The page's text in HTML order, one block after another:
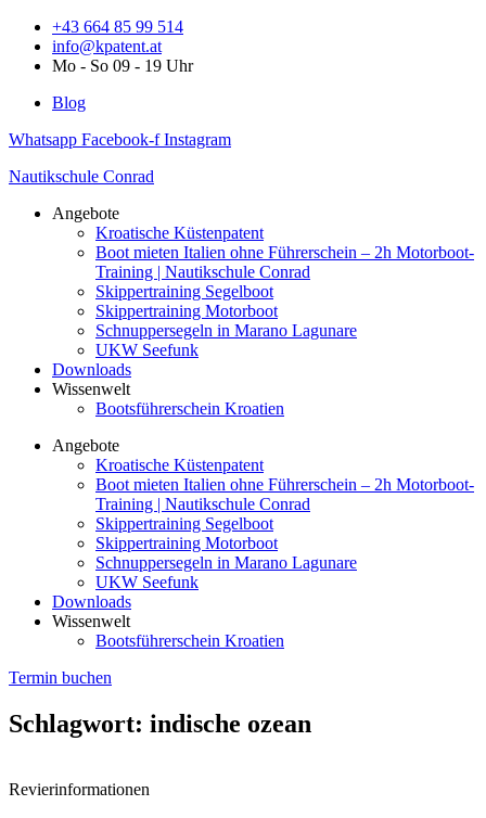
Zum
Inhalt
springen
+43 664 85 99 514
info@kpatent.at
Mo - So 09 - 19 Uhr
Blog
Whatsapp Facebook-f Instagram
Nautikschule Conrad
Angebote
Kroatische Küstenpatent
Boot mieten Italien ohne Führerschein – 2h Motorboot-
Training | Nautikschule Conrad
Skippertraining Segelboot
Skippertraining Motorboot
Schnuppersegeln in Marano Lagunare
UKW Seefunk
Downloads
Wissenwelt
Bootsführerschein Kroatien
Angebote
Kroatische Küstenpatent
Boot mieten Italien ohne Führerschein – 2h Motorboot-
Training | Nautikschule Conrad
Skippertraining Segelboot
Skippertraining Motorboot
Schnuppersegeln in Marano Lagunare
UKW Seefunk
Downloads
Wissenwelt
Bootsführerschein Kroatien
Termin buchen
Schlagwort: indische ozean
Revierinformationen